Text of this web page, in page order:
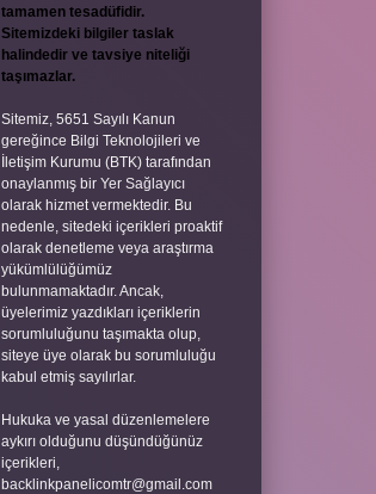
tamamen tesadüfidir.
Sitemizdeki bilgiler taslak
halindedir ve tavsiye niteliği
taşımazlar.
Sitemiz, 5651 Sayılı Kanun
gereğince Bilgi Teknolojileri ve
İletişim Kurumu (BTK) tarafından
onaylanmış bir Yer Sağlayıcı
olarak hizmet vermektedir. Bu
nedenle, sitedeki içerikleri proaktif
olarak denetleme veya araştırma
yükümlülüğümüz
bulunmamaktadır. Ancak,
üyelerimiz yazdıkları içeriklerin
sorumluluğunu taşımakta olup,
siteye üye olarak bu sorumluluğu
kabul etmiş sayılırlar.
Hukuka ve yasal düzenlemelere
aykırı olduğunu düşündüğünüz
içerikleri,
backlinkpanelicomtr@gmail.com